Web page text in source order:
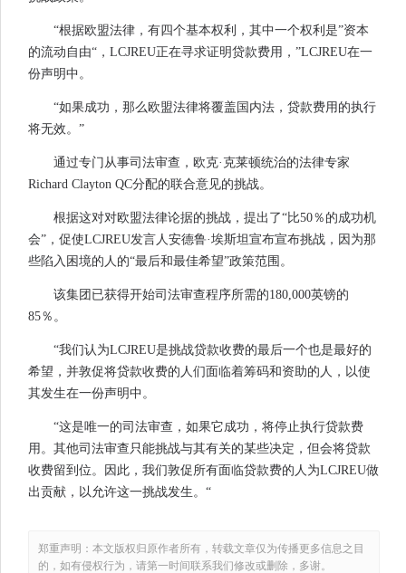
“根据欧盟法律，有四个基本权利，其中一个权利是”资本
的流动自由“，LCJREU正在寻求证明贷款费用，”LCJREU在一
份声明中。
“如果成功，那么欧盟法律将覆盖国内法，贷款费用的执行
将无效。”
通过专门从事司法审查，欧克·克莱顿统治的法律专家
Richard Clayton QC分配的联合意见的挑战。
根据这对对欧盟法律论据的挑战，提出了“比50％的成功机
会”，促使LCJREU发言人安德鲁·埃斯坦宣布宣布挑战，因为那
些陷入困境的人的“最后和最佳希望”政策范围。
该集团已获得开始司法审查程序所需的180,000英镑的
85％。
“我们认为LCJREU是挑战贷款收费的最后一个也是最好的
希望，并敦促将贷款收费的人们面临着筹码和资助的人，以使
其发生在一份声明中。
“这是唯一的司法审查，如果它成功，将停止执行贷款费
用。其他司法审查只能挑战与其有关的某些决定，但会将贷款
收费留到位。因此，我们敦促所有面临贷款费的人为LCJREU做
出贡献，以允许这一挑战发生。“
郑重声明：本文版权归原作者所有，转载文章仅为传播更多信息之目
的，如有侵权行为，请第一时间联系我们修改或删除，多谢。